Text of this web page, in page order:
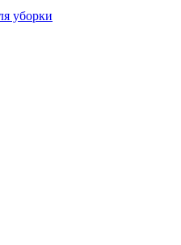
уборки